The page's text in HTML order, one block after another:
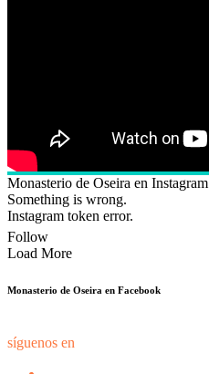
Monasterio de Oseira en Instagram
Something is wrong.
Instagram token error.
Follow
Load More
Monasterio de Oseira en Facebook
síguenos en